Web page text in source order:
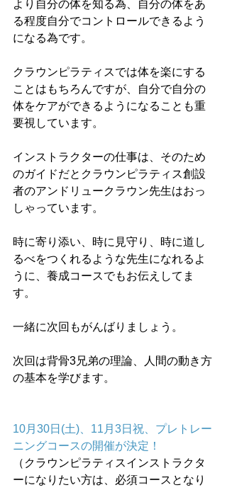
より自分の体を知る為、自分の体をあ
る程度自分でコントロールできるよう
になる為です。
クラウンピラティスでは体を楽にする
ことはもちろんですが、自分で自分の
体をケアができるようになることも重
要視しています。
インストラクターの仕事は、そのため
のガイドだとクラウンピラティス創設
者のアンドリュークラウン先生はおっ
しゃっています。
時に寄り添い、時に見守り、時に道し
るべをつくれるような先生になれるよ
うに、養成コースでもお伝えしてま
す。
一緒に次回もがんばりましょう。
次回は背骨3兄弟の理論、人間の動き方
の基本を学びます。
10月30日(土)、11月3日祝、プレトレー
ニングコースの開催が決定！
（クラウンピラティスインストラクタ
ーになりたい方は、必須コースとなり